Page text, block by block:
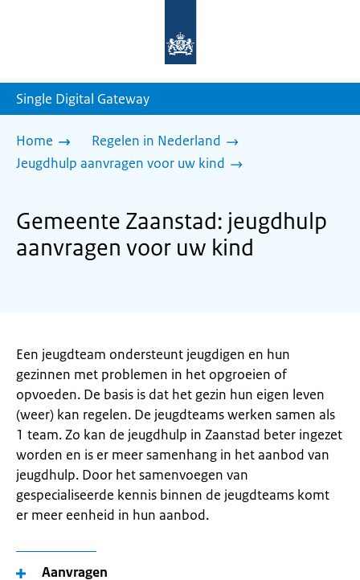
homepage
Single Digital Gateway
Home
Regelen in Nederland
Jeugdhulp aanvragen voor uw kind
Gemeente Zaanstad: jeugdhulp
aanvragen voor uw kind
Een jeugdteam ondersteunt jeugdigen en hun
gezinnen met problemen in het opgroeien of
opvoeden. De basis is dat het gezin hun eigen leven
(weer) kan regelen. De jeugdteams werken samen als
1 team. Zo kan de jeugdhulp in Zaanstad beter ingezet
worden en is er meer samenhang in het aanbod van
jeugdhulp. Door het samenvoegen van
gespecialiseerde kennis binnen de jeugdteams komt
er meer eenheid in hun aanbod.
Aanvragen